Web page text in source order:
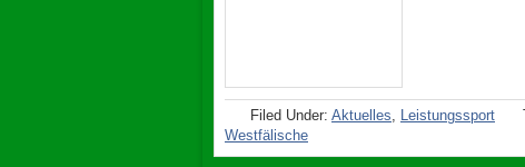
Filed Under: Aktuelles, Leistungssport
Westfälische